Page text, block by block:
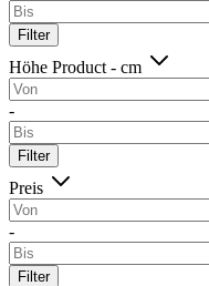
Filter
Höhe Product - cm
-
Filter
Preis
-
Filter